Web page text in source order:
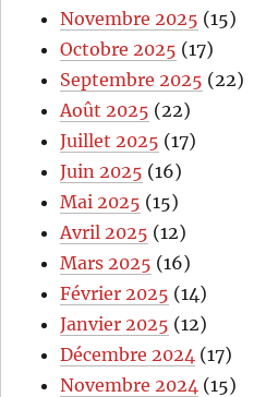
Novembre 2025 (15)
Octobre 2025 (17)
Septembre 2025 (22)
Août 2025 (22)
Juillet 2025 (17)
Juin 2025 (16)
Mai 2025 (15)
Avril 2025 (12)
Mars 2025 (16)
Février 2025 (14)
Janvier 2025 (12)
Décembre 2024 (17)
Novembre 2024 (15)